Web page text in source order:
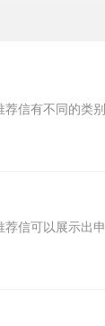
信有不同的类
信可以展示出